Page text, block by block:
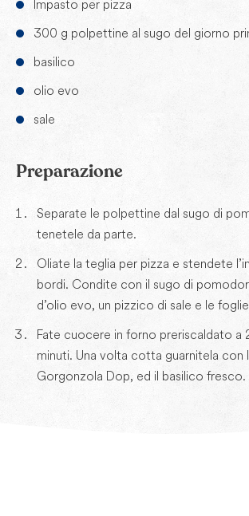
Impasto per pizza
300 g polpettine al sugo del giorno
basilico
olio evo
sale
Preparazione
Separate le polpettine dal sugo di
tenetele da parte.
Oliate la teglia per pizza e stendete
bordi. Condite con il sugo di
d’olio evo, un pizzico di sale e le
Fate cuocere in forno preriscaldato a
minuti. Una volta cotta guarnitela con
Gorgonzola Dop, ed il basilico fresco.